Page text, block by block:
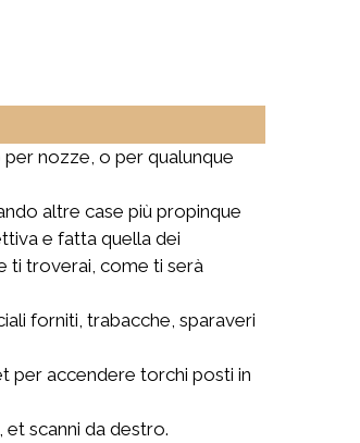
nozze, o per qualunque
altre case più propinque
e fatta quella dei
ti troverai, come ti serà
forniti, trabacche, sparaveri
per accendere torchi posti in
scanni da destro.